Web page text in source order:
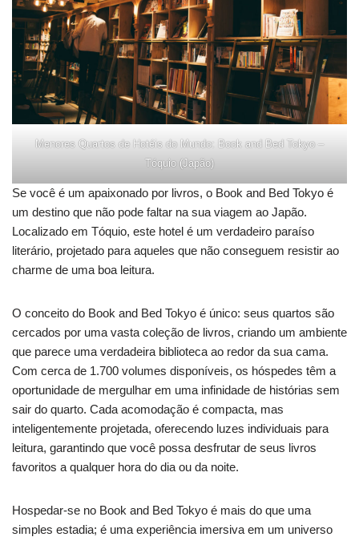
Menores Quartos de Hotéis do Mundo: Book and Bed Tokyo –
Tóquio (Japão)
Se você é um apaixonado por livros, o Book and Bed Tokyo é
um destino que não pode faltar na sua viagem ao Japão.
Localizado em Tóquio, este hotel é um verdadeiro paraíso
literário, projetado para aqueles que não conseguem resistir ao
charme de uma boa leitura.
O conceito do Book and Bed Tokyo é único: seus quartos são
cercados por uma vasta coleção de livros, criando um ambiente
que parece uma verdadeira biblioteca ao redor da sua cama.
Com cerca de 1.700 volumes disponíveis, os hóspedes têm a
oportunidade de mergulhar em uma infinidade de histórias sem
sair do quarto. Cada acomodação é compacta, mas
inteligentemente projetada, oferecendo luzes individuais para
leitura, garantindo que você possa desfrutar de seus livros
favoritos a qualquer hora do dia ou da noite.
Hospedar-se no Book and Bed Tokyo é mais do que uma
simples estadia; é uma experiência imersiva em um universo